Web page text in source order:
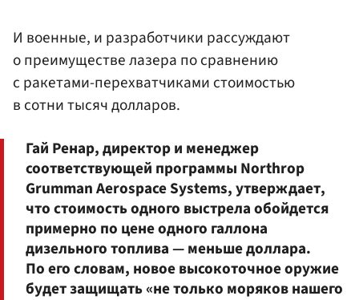
И военные, и разработчики рассуждают
о преимуществе лазера по сравнению
с ракетами-перехватчиками стоимостью
в сотни тысяч долларов.
Гай Ренар, директор и менеджер
соответствующей программы Northrop
Grumman Aerospace Systems, утверждает,
что стоимость одного выстрела обойдется
примерно по цене одного галлона
дизельного топлива — меньше доллара.
По его словам, новое высокоточное оружие
будет защищать «не только моряков нашего